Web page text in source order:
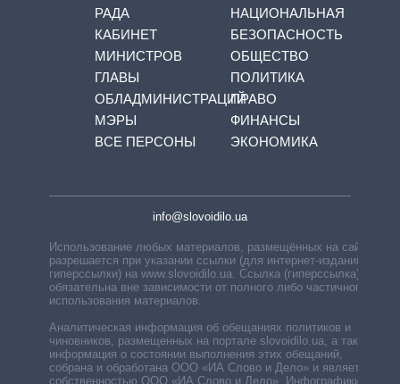
РАДА
КАБИНЕТ
МИНИСТРОВ
ГЛАВЫ
ОБЛАДМИНИСТРАЦИЙ
МЭРЫ
ВСЕ ПЕРСОНЫ
НАЦИОНАЛЬНАЯ
БЕЗОПАСНОСТЬ
ОБЩЕСТВО
ПОЛИТИКА
ПРАВО
ФИНАНСЫ
ЭКОНОМИКА
info@slovoidilo.ua
Использование любых материалов, размещённых на сайте,
разрешается при указании ссылки (для интернет-изданий —
гиперссылки) на www.slovoidilo.ua. Ссылка (гиперссылка)
обязательна вне зависимости от полного либо частичного
использования материалов.
Аналитическая информация об обещаниях политиков и
чиновников, размещенных на портале slovoidilo.ua, а также
информация о состоянии выполнения этих обещаний,
собрана и обработана ООО «ИА Слово и Дело» и является
собственностью ООО «ИА Слово и Дело». Инфографики,